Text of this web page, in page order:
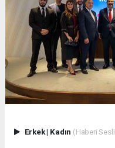
Erkek| Kadın (Haberi